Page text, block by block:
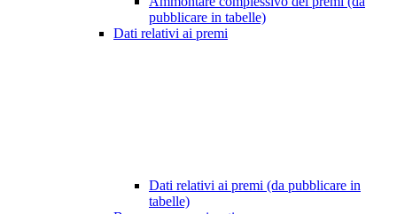
pubblicare in tabelle)
Dati relativi ai premi
Dati relativi ai premi (da pubblicare in
tabelle)